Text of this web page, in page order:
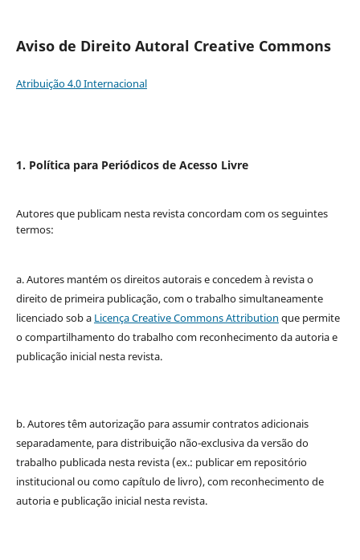
Aviso de Direito Autoral Creative Commons
Atribuição 4.0 Internacional
1. Política para Periódicos de Acesso Livre
Autores que publicam nesta revista concordam com os seguintes
termos:
a. Autores mantém os direitos autorais e concedem à revista o
direito de primeira publicação, com o trabalho simultaneamente
licenciado sob a Licença Creative Commons Attribution que permite
o compartilhamento do trabalho com reconhecimento da autoria e
publicação inicial nesta revista.
b. Autores têm autorização para assumir contratos adicionais
separadamente, para distribuição não-exclusiva da versão do
trabalho publicada nesta revista (ex.: publicar em repositório
institucional ou como capítulo de livro), com reconhecimento de
autoria e publicação inicial nesta revista.